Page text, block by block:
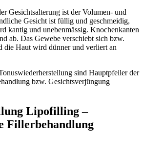
Gesichtsalterung ist der Volumen- und
Gesicht ist füllig und geschmeidig,
kantig und unebenmässig. Knochenkanten
ab. Das Gewebe verschiebt sich bzw.
die Haut wird dünner und verliert an
sind Hauptpfeiler der
bzw. Gesichtsverjüngung
Lipofilling –
Fillerbehandlung